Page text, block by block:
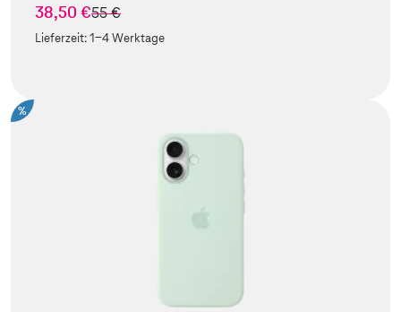
38,50 €statt
55 €
Lieferzeit:1-4 Werktage
%